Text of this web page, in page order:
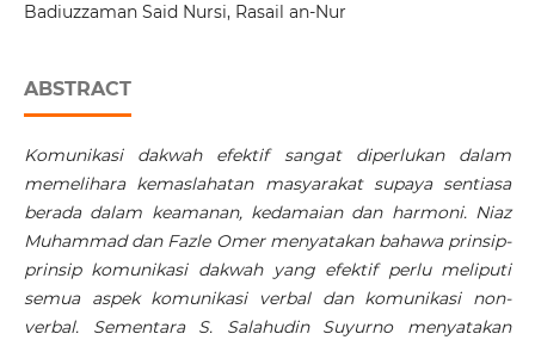
Badiuzzaman Said Nursi, Rasail an-Nur
ABSTRACT
Komunikasi dakwah efektif sangat diperlukan dalam
memelihara kemaslahatan masyarakat supaya sentiasa
berada dalam keamanan, kedamaian dan harmoni. Niaz
Muhammad dan Fazle Omer menyatakan bahawa prinsip-
prinsip komunikasi dakwah yang efektif perlu meliputi
semua aspek komunikasi verbal dan komunikasi non-
verbal. Sementara S. Salahudin Suyurno menyatakan